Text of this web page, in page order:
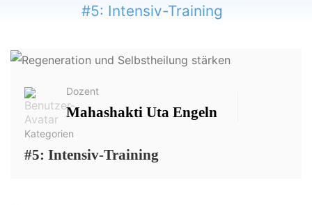
#5: Intensiv-Training
Dozent
Mahashakti Uta Engeln
Kategorien
#5: Intensiv-Training